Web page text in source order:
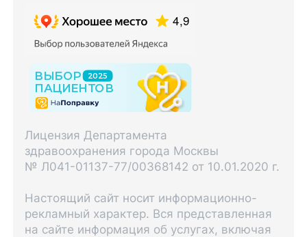
Лицензия Департамента
здравоохранения города Москвы
№ Л041-01137-77/00368142 от 10.01.2020 г.
Настоящий сайт носит информационно-
рекламный характер. Вся представленная
на сайте информация об услугах, включая